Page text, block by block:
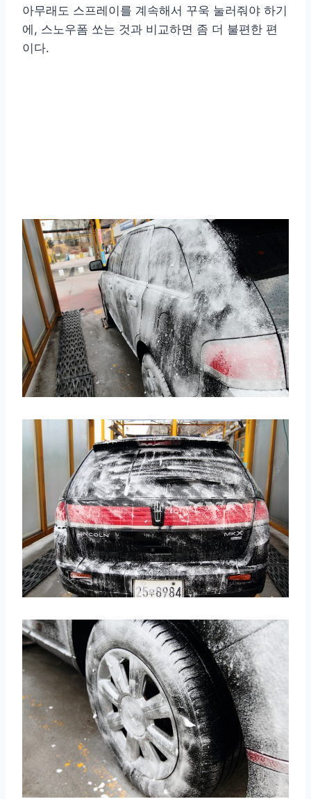
아무래도 스프레이를 계속해서 꾸욱 눌러줘야 하기
에, 스노우폼 쏘는 것과 비교하면 좀 더 불편한 편
이다.